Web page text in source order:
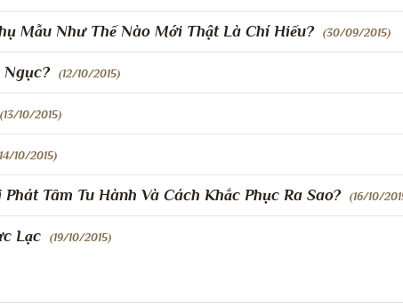
Mẫu Như Thế Nào Mới Thật Là Chí Hiếu? (30/09/2015)
(12/10/2015)
(13/10/2015)
10/2015)
Tâm Tu Hành Và Cách Khắc Phục Ra Sao? (16/10/
Lạc (19/10/2015)